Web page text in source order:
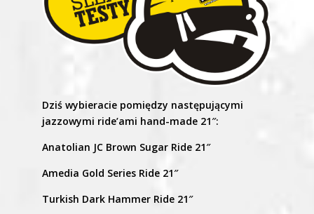
Dziś wybieracie pomiędzy następującymi
jazzowymi ride’ami hand-made 21″:
Anatolian JC Brown Sugar Ride 21″
Amedia Gold Series Ride 21″
Turkish Dark Hammer Ride 21″